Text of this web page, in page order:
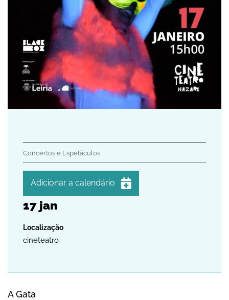
Concertos e Espetáculos
Adicionar a calendário
iCalendar
Outlook
Yahoo! Calendar
17 jan
cineteatro
A Gata